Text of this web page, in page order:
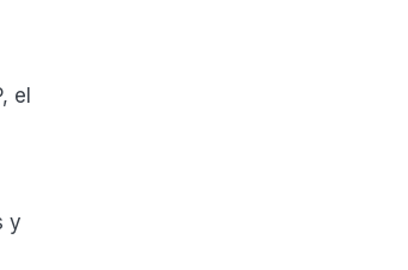
el
y